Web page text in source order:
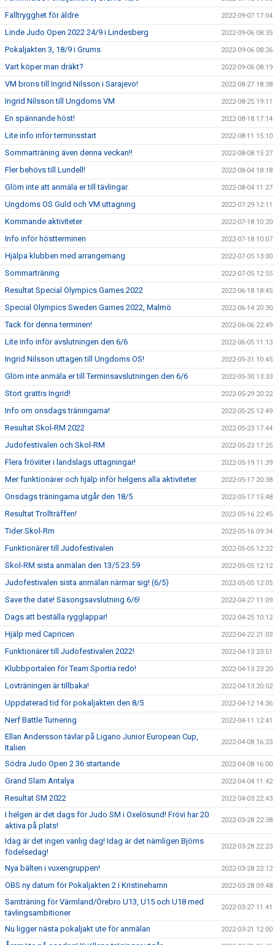
Falltrygghet för äldre 2022-09-07 17:04
Linde Judo Open 2022 24/9 i Lindesberg 2022-09-06 08:35
Pokaljakten 3, 18/9 i Grums 2022-09-06 08:26
Vart köper man dräkt? 2022-09-06 08:19
VM brons till Ingrid Nilsson i Sarajevo! 2022-08-27 18:38
Ingrid Nilsson till Ungdoms VM 2022-08-25 19:11
En spännande höst! 2022-08-18 17:14
Lite info inför terminsstart 2022-08-11 15:10
Sommarträning även denna veckan!! 2022-08-08 15:27
Fler behövs till Lundell! 2022-08-04 18:18
Glöm inte att anmäla er till tävlingar. 2022-08-04 11:27
Ungdoms OS Guld och VM uttagning 2022-07-29 12:11
Kommande aktiviteter 2022-07-18 10:20
Info inför höstterminen 2022-07-18 10:07
Hjälpa klubben med arrangemang 2022-07-05 13:00
Sommarträning 2022-07-05 12:55
Resultat Special Olympics Games 2022 2022-06-18 18:45
Special Olympics Sweden Games 2022, Malmö 2022-06-14 20:30
Tack för denna terminen! 2022-06-06 22:49
Lite info inför avslutningen den 6/6 2022-06-05 11:13
Ingrid Nilsson uttagen till Ungdoms OS! 2022-05-31 10:45
Glöm inte anmäla er till Terminsavslutningen den 6/6 2022-05-30 13:33
Stort grattis Ingrid! 2022-05-29 20:22
Info om onsdags träningarna! 2022-05-25 12:49
Resultat Skol-RM 2022 2022-05-23 17:44
Judofestivalen och Skol-RM 2022-05-23 17:25
Flera fröviiter i landslags uttagningar! 2022-05-19 11:39
Mer funktionärer och hjälp inför helgens alla aktiviteter 2022-05-17 20:38
Onsdags träningarna utgår den 18/5 2022-05-17 15:48
Resultat Trollträffen! 2022-05-16 22:45
Tider Skol-Rm 2022-05-16 09:34
Funktionärer till Judofestivalen 2022-05-05 12:22
Skol-RM sista anmälan den 13/5 23.59 2022-05-05 12:12
Judofestivalen sista anmälan närmar sig! (6/5) 2022-05-05 12:05
Save the date! Säsongsavslutning 6/6! 2022-04-27 11:09
Dags att beställa rygglappar! 2022-04-25 10:12
Hjälp med Capricen 2022-04-22 21:03
Funktionärer till Judofestivalen 2022! 2022-04-13 23:51
Klubbportalen för Team Sportia redo! 2022-04-13 23:20
Lovträningen är tillbaka! 2022-04-13 20:02
Uppdaterad tid för pokaljakten den 8/5 2022-04-12 14:36
Nerf Battle Turnering 2022-04-11 12:41
Ellan Andersson tävlar på Ligano Junior European Cup,
Italien
2022-04-08 16:23
Södra Judo Open 2 36 startande 2022-04-08 16:00
Grand Slam Antalya 2022-04-04 11:42
Resultat SM 2022 2022-04-03 22:43
I helgen är det dags för Judo SM i Oxelösund! Frövi har 20
aktiva på plats!
2022-03-28 22:38
Idag är det ingen vanlig dag! Idag är det nämligen Björns
födelsedag!
2022-03-28 22:23
Nya bälten i vuxengruppen! 2022-03-28 22:12
OBS ny datum för Pokaljakten 2 i Kristinehamn 2022-03-28 09:48
Samträning för Värmland/Örebro U13, U15 och U18 med
tävlingsambitioner
2022-03-27 11:41
Nu ligger nästa pokaljakt ute för anmälan 2022-03-21 12:00